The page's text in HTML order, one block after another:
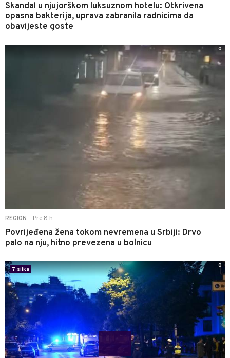
Skandal u njujorškom luksuznom hotelu: Otkrivena
opasna bakterija, uprava zabranila radnicima da
obavijeste goste
REGION Pre 8 h
Povrijeđena žena tokom nevremena u Srbiji: Drvo
palo na nju, hitno prevezena u bolnicu
0
7 slika
0